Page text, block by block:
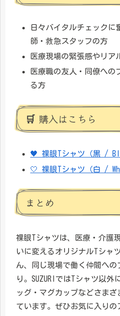
日々バイタルチェックに
師・救急スタッフの方
医療現場の緊張感やリア
医療職の友人・同僚への
る方
🛒 購入はこちら
🖤 裸眼Tシャツ（黒 /
🤍 裸眼Tシャツ（白 /
まとめ
裸眼Tシャツは、医療・介
いに変えるオリジナルTシャ
ん、同じ現場で働く仲間への
り。SUZURIではTシャツ以
ッグ・マグカップなどさま
ています。ぜひお気に入り